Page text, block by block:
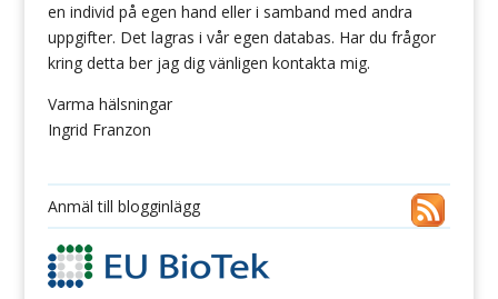
en individ på egen hand eller i samband med andra
uppgifter. Det lagras i vår egen databas. Har du frågor
kring detta ber jag dig vänligen kontakta mig.
Varma hälsningar
Ingrid Franzon
Anmäl till blogginlägg